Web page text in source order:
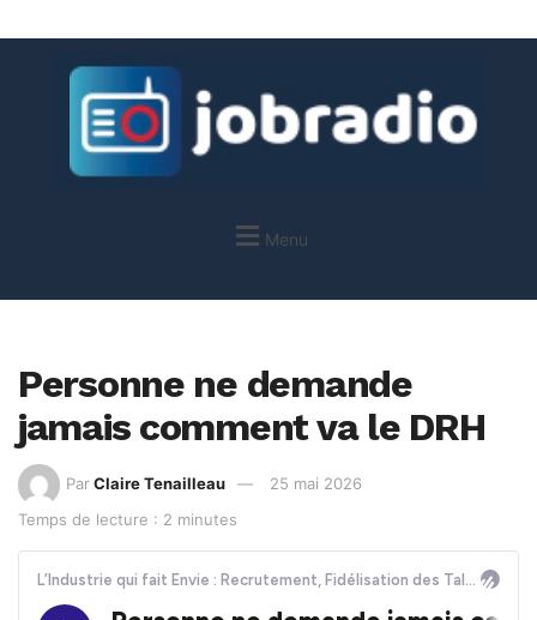
Menu
Personne ne demande
jamais comment va le DRH
Par Claire Tenailleau
25 mai 2026
Temps de lecture : 2 minutes